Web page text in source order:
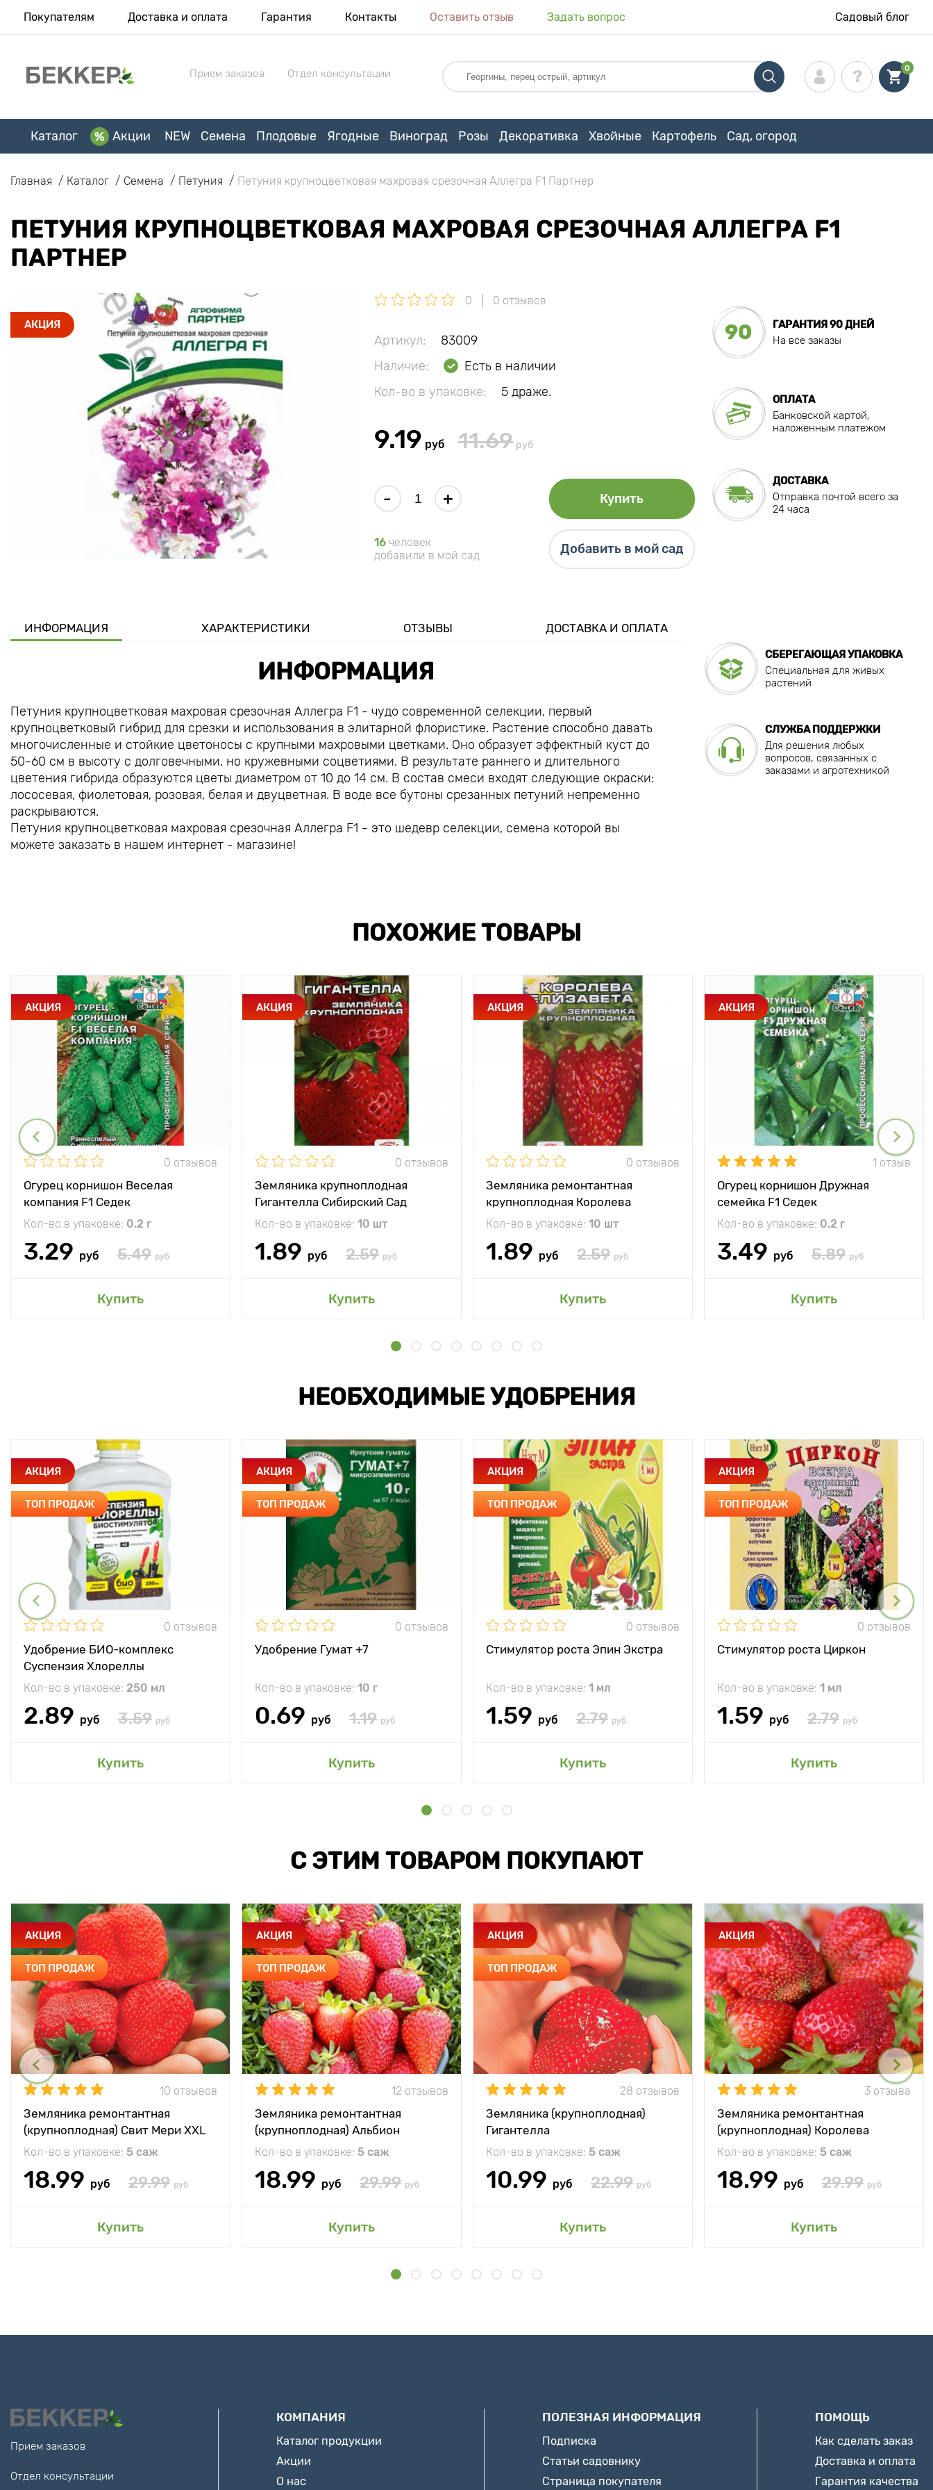
Покупателям Доставка и оплата Гарантия Контакты Оставить отзыв Задать вопрос Садовый блог
Прием заказов Отдел консультации 0
Каталог Акции NEW Семена Плодовые Ягодные Виноград Розы Декоративка Хвойные Картофель Сад, огород
Главная Каталог Семена Петуния Петуния крупноцветковая махровая срезочная Аллегра F1 Партнер
ПЕТУНИЯ КРУПНОЦВЕТКОВАЯ МАХРОВАЯ СРЕЗОЧНАЯ АЛЛЕГРА F1
ПАРТНЕР
АКЦИЯ
0 0 отзывов
Артикул:
83009
Наличие:
Есть в наличии
Кол-во в упаковке:
5 драже.
9.19 руб 11.69 руб
- + Купить
16 человек
добавили в мой сад
Добавить в мой сад
90
ГАРАНТИЯ 90 ДНЕЙ
На все заказы
ОПЛАТА
Банковской картой,
наложенным платежом
ДОСТАВКА
Отправка почтой всего за
24 часа
ИНФОРМАЦИЯ ХАРАКТЕРИСТИКИ ОТЗЫВЫ ДОСТАВКА И ОПЛАТА
ИНФОРМАЦИЯ
Петуния крупноцветковая махровая срезочная Аллегра F1 - чудо современной селекции, первый
крупноцветковый гибрид для срезки и использования в элитарной флористике. Растение способно давать
многочисленные и стойкие цветоносы с крупными махровыми цветками. Оно образует эффектный куст до
50-60 см в высоту с долговечными, но кружевными соцветиями. В результате раннего и длительного
цветения гибрида образуются цветы диаметром от 10 до 14 см. В состав смеси входят следующие окраски:
лососевая, фиолетовая, розовая, белая и двуцветная. В воде все бутоны срезанных петуний непременно
раскрываются.
Петуния крупноцветковая махровая срезочная Аллегра F1 - это шедевр селекции, семена которой вы
можете заказать в нашем интернет - магазине!
СБЕРЕГАЮЩАЯ УПАКОВКА
Специальная для живых
растений
СЛУЖБА ПОДДЕРЖКИ
Для решения любых
вопросов, связанных с
заказами и агротехникой
ПОХОЖИЕ ТОВАРЫ
АКЦИЯ
0 отзывов
Огурец корнишон Веселая
компания F1 Седек
Кол-во в упаковке: 0.2 г
3.29 руб 5.49 руб
Купить
АКЦИЯ
0 отзывов
Земляника крупноплодная
Гигантелла Сибирский Сад
Кол-во в упаковке: 10 шт
1.89 руб 2.59 руб
Купить
АКЦИЯ
0 отзывов
Земляника ремонтантная
крупноплодная Королева
Елизавета Сибирский Сад
Кол-во в упаковке: 10 шт
1.89 руб 2.59 руб
Купить
АКЦИЯ
1 отзыв
Огурец корнишон Дружная
семейка F1 Седек
Кол-во в упаковке: 0.2 г
3.49 руб 5.89 руб
Купить
НЕОБХОДИМЫЕ УДОБРЕНИЯ
АКЦИЯ
ТОП ПРОДАЖ
0 отзывов
Удобрение БИО-комплекс
Суспензия Хлореллы
Кол-во в упаковке: 250 мл
2.89 руб 3.59 руб
Купить
АКЦИЯ
ТОП ПРОДАЖ
0 отзывов
Удобрение Гумат +7
Кол-во в упаковке: 10 г
0.69 руб 1.19 руб
Купить
АКЦИЯ
ТОП ПРОДАЖ
0 отзывов
Стимулятор роста Эпин Экстра
Кол-во в упаковке: 1 мл
1.59 руб 2.79 руб
Купить
АКЦИЯ
ТОП ПРОДАЖ
0 отзывов
Стимулятор роста Циркон
Кол-во в упаковке: 1 мл
1.59 руб 2.79 руб
Купить
С ЭТИМ ТОВАРОМ ПОКУПАЮТ
АКЦИЯ
ТОП ПРОДАЖ
10 отзывов
Земляника ремонтантная
(крупноплодная) Свит Мери XXL
Кол-во в упаковке: 5 саж
18.99 руб 29.99 руб
Купить
АКЦИЯ
ТОП ПРОДАЖ
12 отзывов
Земляника ремонтантная
(крупноплодная) Альбион
Кол-во в упаковке: 5 саж
18.99 руб 29.99 руб
Купить
АКЦИЯ
ТОП ПРОДАЖ
28 отзывов
Земляника (крупноплодная)
Гигантелла
Кол-во в упаковке: 5 саж
10.99 руб 22.99 руб
Купить
АКЦИЯ
3 отзыва
Земляника ремонтантная
(крупноплодная) Королева
Елизавета
Кол-во в упаковке: 5 саж
18.99 руб 29.99 руб
Купить
Прием заказов
Отдел консультации
КОМПАНИЯ
Каталог продукции
Акции
О нас
ПОЛЕЗНАЯ ИНФОРМАЦИЯ
Подписка
Статьи садовнику
Страница покупателя
ПОМОЩЬ
Как сделать заказ
Доставка и оплата
Гарантия качества